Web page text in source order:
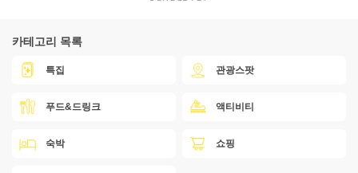
카테고리 목록
특집 관광스팟
푸드&드링크 액티비티
숙박 쇼핑